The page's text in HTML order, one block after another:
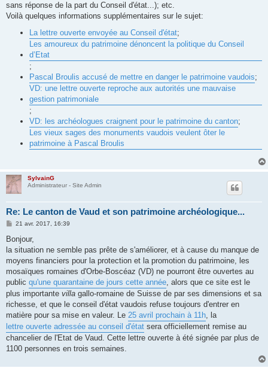
sans réponse de la part du Conseil d'état...); etc.
Voilà quelques informations supplémentaires sur le sujet:
La lettre ouverte envoyée au Conseil d'état;
Les amoureux du patrimoine dénoncent la politique du Conseil
d’Etat
;
Pascal Broulis accusé de mettre en danger le patrimoine vaudois;
VD: une lettre ouverte reproche aux autorités une mauvaise
gestion patrimoniale
;
VD: les archéologues craignent pour le patrimoine du canton;
Les vieux sages des monuments vaudois veulent ôter le
patrimoine à Pascal Broulis
SylvainG
Administrateur - Site Admin
Re: Le canton de Vaud et son patrimoine archéologique...
M
s
a
g
21 avr. 2017, 16:39
Bonjour,
la situation ne semble pas prête de s'améliorer, et à cause du manque de
moyens financiers pour la protection et la promotion du patrimoine, les
mosaïques romaines d'Orbe-Boscéaz (VD) ne pourront être ouvertes au
public qu'une quarantaine de jours cette année , alors que ce site est le
plus importante villa gallo-romaine de Suisse de par ses dimensions et sa
richesse, et que le conseil d'état vaudois refuse toujours d'entrer en
matière pour sa mise en valeur. Le 25 avril prochain à 11h , la
lettre ouverte adressée au conseil d'état sera officiellement remise au
chancelier de l'Etat de Vaud. Cette lettre ouverte à été signée par plus de
1100 personnes en trois semaines.